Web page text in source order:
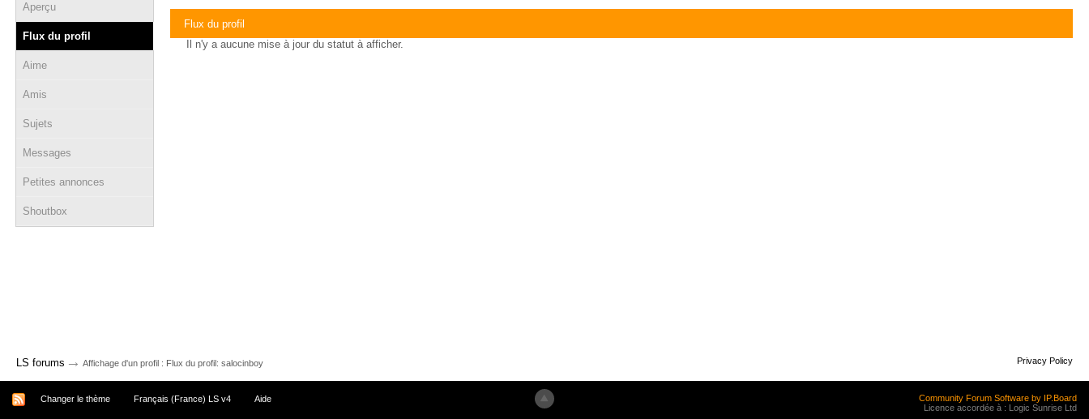
Aperçu
Flux du profil
Aime
Amis
Sujets
Messages
Petites annonces
Shoutbox
Flux du profil
Il n'y a aucune mise à jour du statut à afficher.
LS forums → Affichage d'un profil : Flux du profil: salocinboy Privacy Policy
Changer le thème Français (France) LS v4 Aide
Community Forum Software by IP.Board
Licence accordée à : Logic Sunrise Ltd